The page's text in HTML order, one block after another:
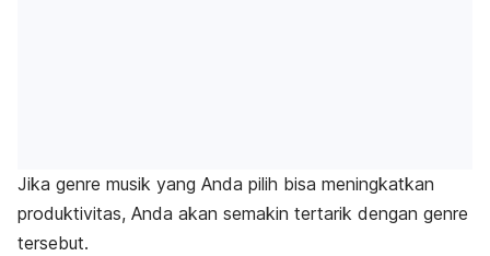
Jika genre musik yang Anda pilih bisa meningkatkan
produktivitas, Anda akan semakin tertarik dengan genre
tersebut.